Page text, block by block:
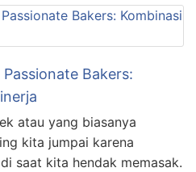
Bakers:
atau yang biasanya
kita jumpai karena
saat kita hendak memasak.